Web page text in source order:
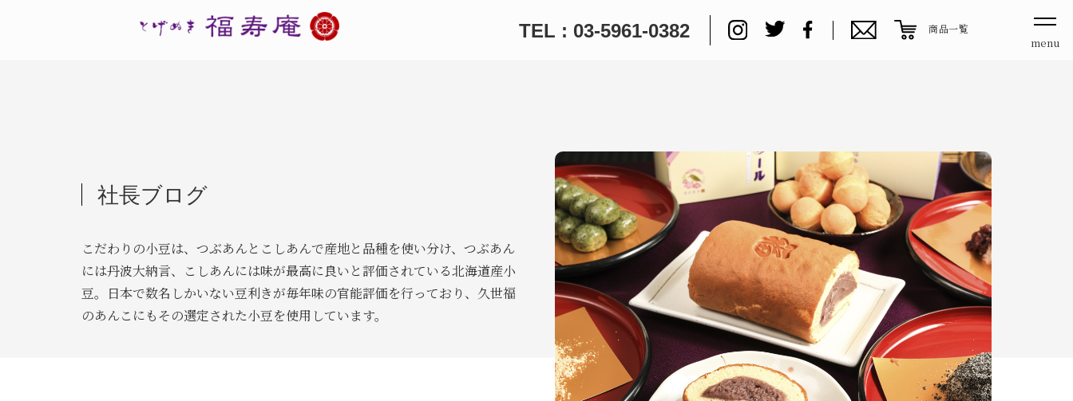
TEL : 03-5961-0382 商品一覧
menu
社長ブログ
こだわりの小豆は、つぶあんとこしあんで産地と品種を使い分け、つぶあん
には丹波大納言、こしあんには味が最高に良いと評価されている北海道産小
豆。日本で数名しかいない豆利きが毎年味の官能評価を行っており、久世福
のあんこにもその選定された小豆を使用しています。